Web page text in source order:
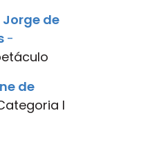
Jorge de
-
de
I